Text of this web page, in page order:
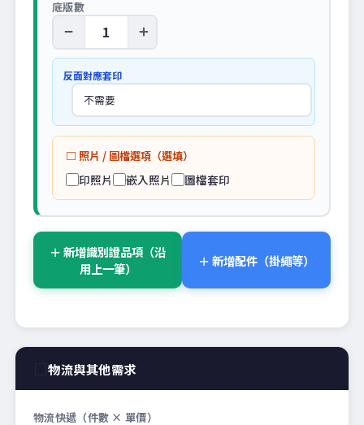
底版數
− ＋
反面對應套印
□ 照片 / 圖檔選項（選填）
印照片 嵌入照片 圖檔套印
＋ 新增識別證品項（沿
用上一筆）
＋ 新增配件（掛繩等）
物流與其他需求
物流快遞（件數 × 單價）